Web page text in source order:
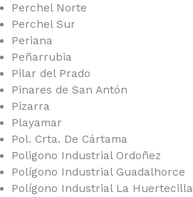
Perchel Norte
Perchel Sur
Periana
Peñarrubia
Pilar del Prado
Pinares de San Antón
Pizarra
Playamar
Pol. Crta. De Cártama
Poligono Industrial Ordoñez
Polígono Industrial Guadalhorce
Polígono Industrial La Huertecilla